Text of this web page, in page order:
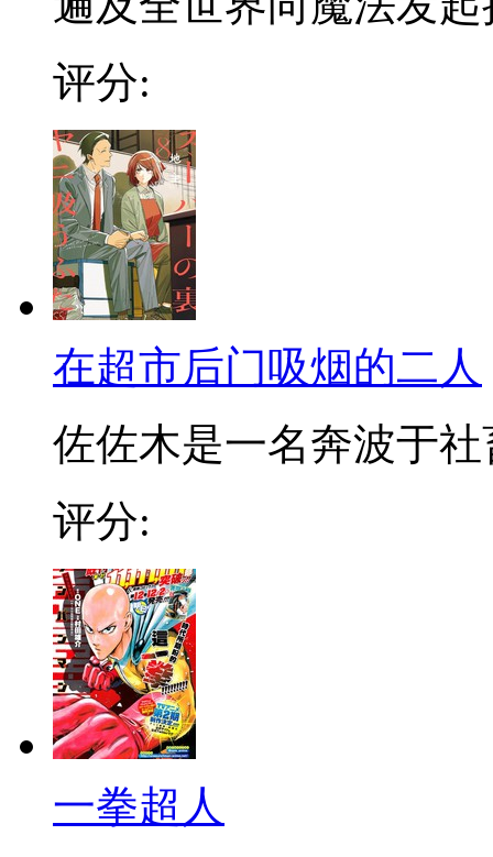
评分:
在超市后门吸烟的二人
佐佐木是一名奔波于社
评分:
一拳超人